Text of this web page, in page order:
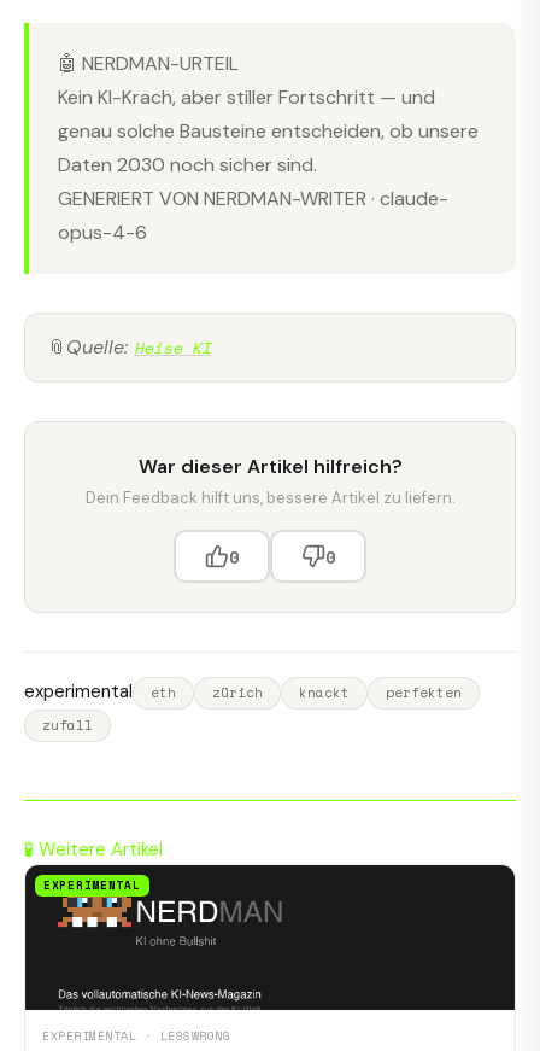
🤖 NERDMAN-URTEIL
Kein KI-Krach, aber stiller Fortschritt — und
genau solche Bausteine entscheiden, ob unsere
Daten 2030 noch sicher sind.
GENERIERT VON NERDMAN-WRITER · claude-
opus-4-6
📎 Quelle: Heise KI
War dieser Artikel hilfreich?
Dein Feedback hilft uns, bessere Artikel zu liefern.
0 0
experimental eth zürich knackt
perfekten
zufall
🧪 Weitere Artikel
EXPERIMENTAL
EXPERIMENTAL · LESSWRONG